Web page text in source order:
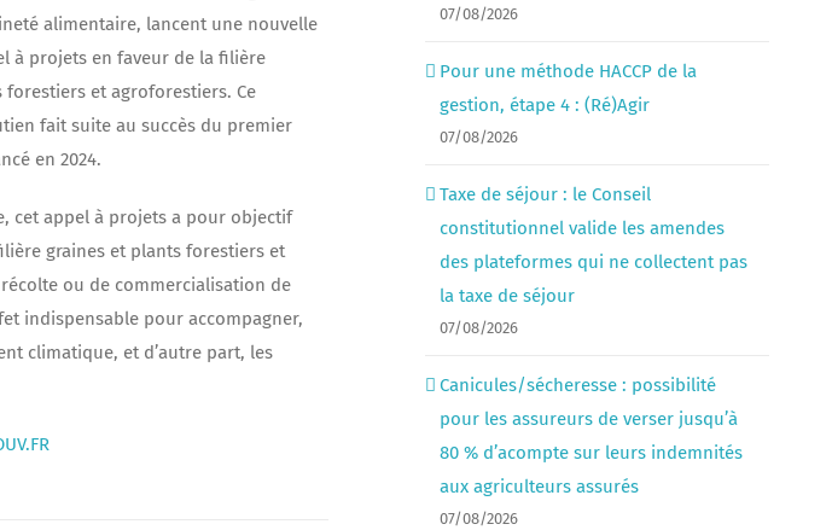
alimentaire, lancent une nouvelle
à projets en faveur de la filière
forestiers et agroforestiers. Ce
fait suite au succès du premier
en 2024.
cet appel à projets a pour objectif
graines et plants forestiers et
ou de commercialisation de
indispensable pour accompagner,
climatique, et d’autre part, les
07/08/2026
Pour une méthode HACCP de la
gestion, étape 4 : (Ré)Agir
07/08/2026
Taxe de séjour : le Conseil
constitutionnel valide les amendes
des plateformes qui ne collectent pas
la taxe de séjour
07/08/2026
Canicules/sécheresse : possibilité
pour les assureurs de verser jusqu’à
80 % d’acompte sur leurs indemnités
aux agriculteurs assurés
07/08/2026